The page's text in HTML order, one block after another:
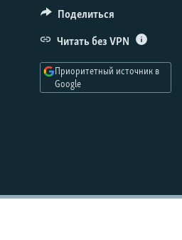
навигации
Вернутся
IDEL.РЕАЛИИ
КАВКАЗ.РЕАЛИИ
СЕВЕР.РЕАЛИИ
СИБИРЬ.РЕАЛИИ
Поделиться
Читать без VPN
Приоритетный источник в
Google